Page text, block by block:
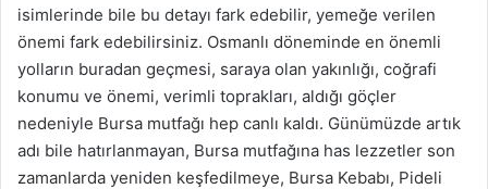
isimlerinde bile bu detayı fark edebilir, yemeğe verilen
önemi fark edebilirsiniz. Osmanlı döneminde en önemli
yolların buradan geçmesi, saraya olan yakınlığı, coğrafi
konumu ve önemi, verimli toprakları, aldığı göçler
nedeniyle Bursa mutfağı hep canlı kaldı. Günümüzde artık
adı bile hatırlanmayan, Bursa mutfağına has lezzetler son
zamanlarda yeniden keşfedilmeye, Bursa Kebabı, Pideli